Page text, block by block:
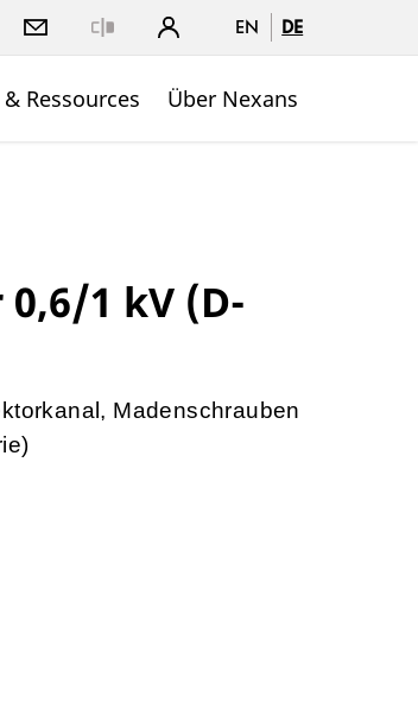
EN DE
Ressources Über Nexans
1 kV (D-
Madenschrauben